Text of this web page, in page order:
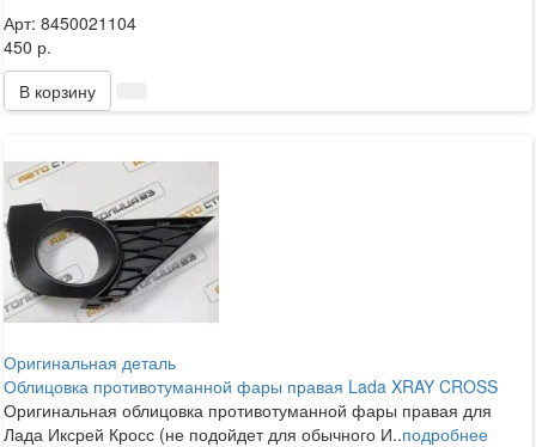
Арт: 8450021104
450 р.
В корзину
Оригинальная деталь
Облицовка противотуманной фары правая Lada XRAY CROSS
Оригинальная облицовка противотуманной фары правая для
Лада Иксрей Кросс (не подойдет для обычного И..подробнее